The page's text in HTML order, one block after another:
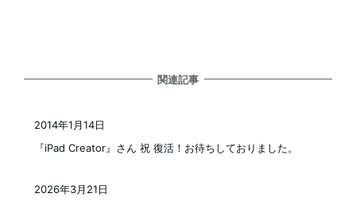
関連記事
『iPad Creator』さん 祝 復活！お待ちしておりました。
2014年1月14日
2026年3月21日